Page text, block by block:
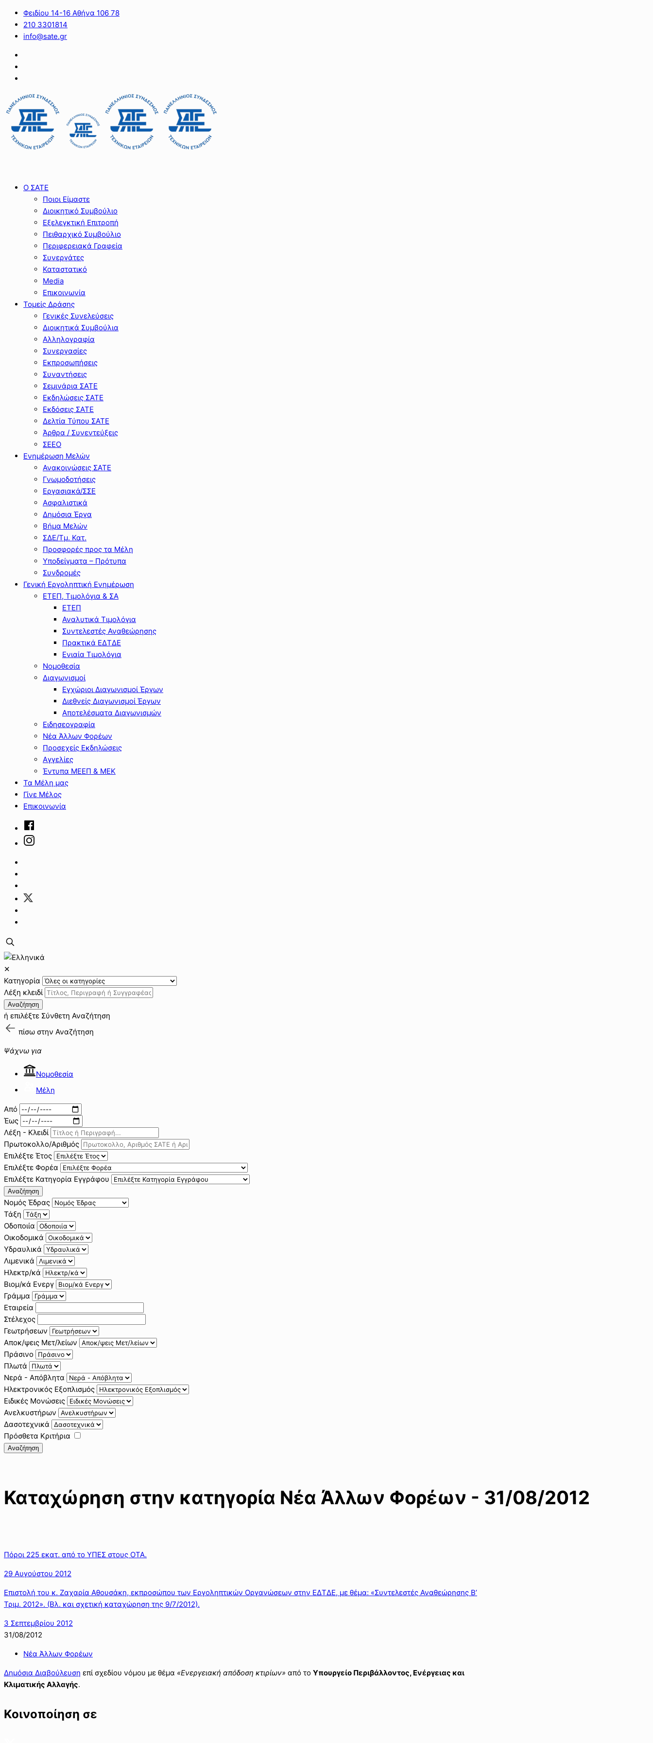
Φειδίου 14-16 Αθήνα 106 78
210 3301814
info@sate.gr
Ο ΣΑΤΕ
Ποιοι Είμαστε
Διοικητικό Συμβούλιο
Εξελεγκτική Επιτροπή
Πειθαρχικό Συμβούλιο
Περιφερειακά Γραφεία
Συνεργάτες
Καταστατικό
Media
Επικοινωνία
Τομείς Δράσης
Γενικές Συνελεύσεις
Διοικητικά Συμβούλια
Αλληλογραφία
Συνεργασίες
Εκπροσωπήσεις
Συναντήσεις
Σεμινάρια ΣΑΤΕ
Εκδηλώσεις ΣΑΤΕ
Εκδόσεις ΣΑΤΕ
Δελτία Τύπου ΣΑΤΕ
Άρθρα / Συνεντεύξεις
ΣΕΕΟ
Ενημέρωση Μελών
Ανακοινώσεις ΣΑΤΕ
Γνωμοδοτήσεις
Εργασιακά/ΣΣΕ
Ασφαλιστικά
Δημόσια Έργα
Βήμα Μελών
ΣΔΕ/Τμ. Κατ.
Προσφορές προς τα Μέλη
Υποδείγματα – Πρότυπα
Συνδρομές
Γενική Εργοληπτική Ενημέρωση
ΕΤΕΠ, Τιμολόγια & ΣΑ
ΕΤΕΠ
Αναλυτικά Τιμολόγια
Συντελεστές Αναθεώρησης
Πρακτικά ΕΔΤΔΕ
Ενιαία Τιμολόγια
Νομοθεσία
Διαγωνισμοί
Εγχώριοι Διαγωνισμοί Έργων
Διεθνείς Διαγωνισμοί Έργων
Αποτελέσματα Διαγωνισμών
Ειδησεογραφία
Νέα Άλλων Φορέων
Προσεχείς Εκδηλώσεις
Αγγελίες
Έντυπα ΜΕΕΠ & ΜΕΚ
Τα Μέλη μας
Γίνε Μέλος
Επικοινωνία
✕
Κατηγορία
Λέξη κλειδί
Αναζήτηση
ή επιλέξτε Σύνθετη Αναζήτηση
πίσω στην Αναζήτηση
Ψάχνω για
Νομοθεσία
Μέλη
Από
Έως
Λέξη - Κλειδί
Πρωτοκολλο/Αριθμός
Επιλέξτε Έτος
Επιλέξτε Φορέα
Επιλέξτε Κατηγορία Εγγράφου
Αναζήτηση
Νομός Έδρας
Τάξη
Οδοποιία
Οικοδομικά
Υδραυλικά
Λιμενικά
Ηλεκτρ/κά
Βιομ/κά Ενεργ
Γράμμα
Εταιρεία
Στέλεχος
Γεωτρήσεων
Αποκ/ψεις Μετ/λείων
Πράσινο
Πλωτά
Νερά - Απόβλητα
Ηλεκτρονικός Εξοπλισμός
Ειδικές Μονώσεις
Ανελκυστήρων
Δασοτεχνικά
Πρόσθετα Κριτήρια
Αναζήτηση
Καταχώρηση στην κατηγορία Νέα Άλλων Φορέων - 31/08/2012
Πόροι 225 εκατ. από το ΥΠΕΣ στους ΟΤΑ.
29 Αυγούστου 2012
Επιστολή του κ. Ζαχαρία Αθουσάκη, εκπροσώπου των Εργοληπτικών Οργανώσεων στην ΕΔΤΔΕ, με θέμα: «Συντελεστές Αναθεώρησης Β’
Τριμ. 2012». (Βλ. και σχετική καταχώρηση της 9/7/2012).
3 Σεπτεμβρίου 2012
31/08/2012
Νέα Άλλων Φορέων
Δημόσια Διαβούλευση επί σχεδίου νόμου με θέμα «Ενεργειακή απόδοση κτιρίων» από το Υπουργείο Περιβάλλοντος, Ενέργειας και
Κλιματικής Αλλαγής.
Κοινοποίηση σε